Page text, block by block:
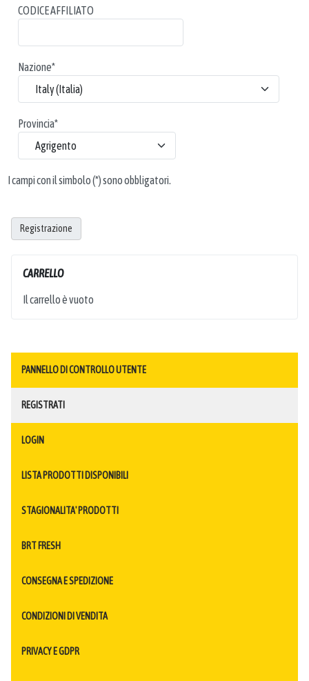
CODICE AFFILIATO
Nazione*
Provincia*
I campi con il simbolo (*) sono obbligatori.
Registrazione
CARRELLO
Il carrello è vuoto
PANNELLO DI CONTROLLO UTENTE
REGISTRATI
LOGIN
LISTA PRODOTTI DISPONIBILI
STAGIONALITA' PRODOTTI
BRT FRESH
CONSEGNA E SPEDIZIONE
CONDIZIONI DI VENDITA
PRIVACY E GDPR